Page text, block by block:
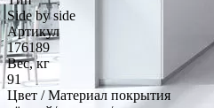
Side by side
Артикул
176189
Вес, кг
91
Цвет / Материал покрытия